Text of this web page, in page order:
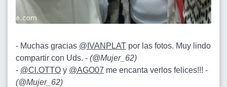
- Muchas gracias @IVANPLAT por las fotos. Muy lindo
compartir con Uds. - (@Mujer_62)
- @Cl.OTTO y @AGO07 me encanta verlos felices!!! -
(@Mujer_62)